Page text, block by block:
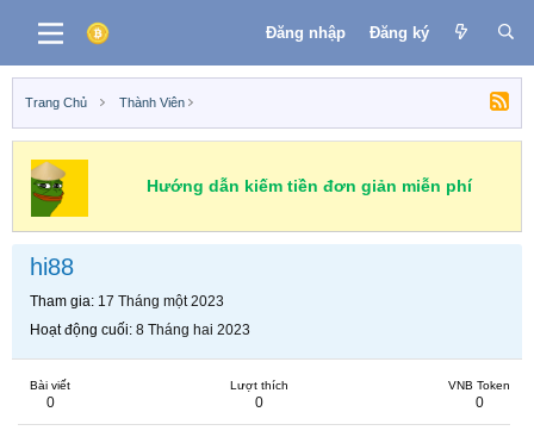
Đăng nhập Đăng ký
Trang Chủ Thành Viên
Hướng dẫn kiếm tiền đơn giản miễn phí
hi88
Tham gia 17 Tháng một 2023
Hoạt động cuối 8 Tháng hai 2023
Bài viết
0
Lượt thích
0
VNB Token
0